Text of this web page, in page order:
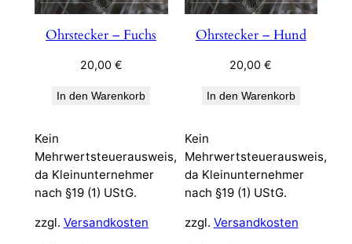
Ohrstecker – Fuchs
20,00 €
In den Warenkorb
Kein
Mehrwertsteuerausweis,
da Kleinunternehmer
nach §19 (1) UStG.
zzgl. Versandkosten
Ohrstecker – Hund
20,00€
In den Warenkorb
Kein
Mehrwertsteuerausweis,
da Kleinunternehmer
nach §19 (1) UStG.
zzgl. Versandkosten